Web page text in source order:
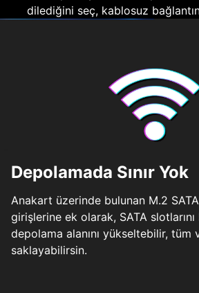
dilediğini seç, kablosuz
Depolamada Sınır Yok
Anakart üzerinde bulunan M.2
girişlerine ek olarak, SATA
depolama alanını yükseltebilir, tüm
saklayabilirsin.